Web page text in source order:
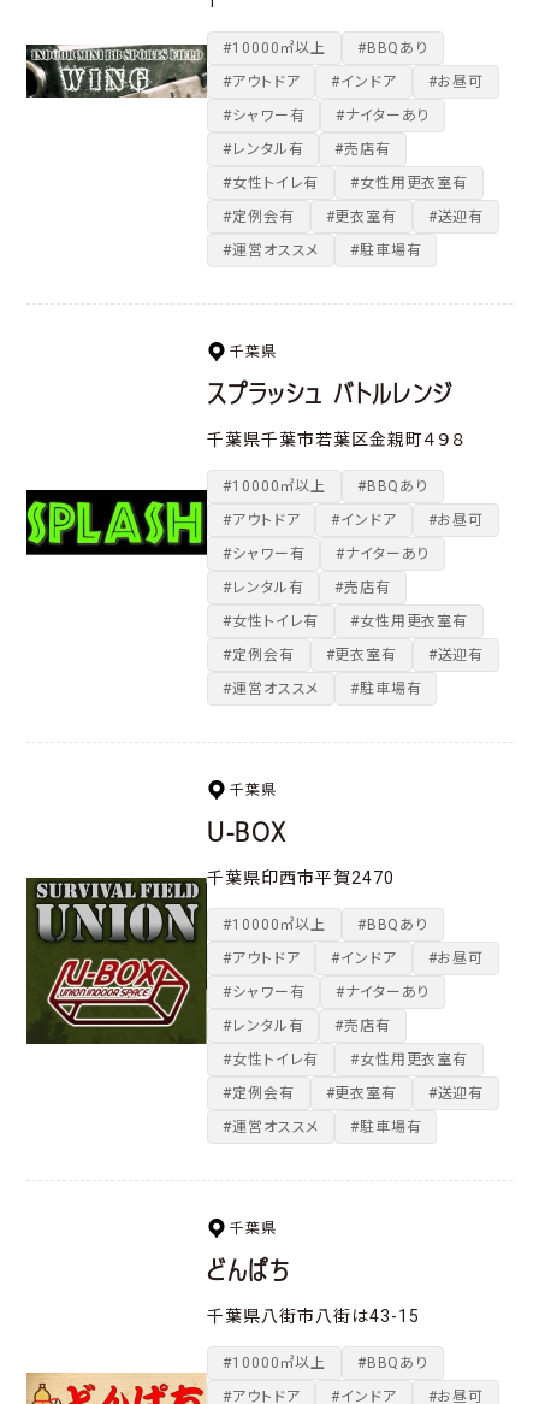
#10000㎡以上
#BBQあり
#アウトドア
#インドア
#お昼可
#シャワー有
#ナイターあり
#レンタル有
#売店有
#女性トイレ有
#女性用更衣室有
#定例会有
#更衣室有
#送迎有
#運営オススメ
#駐車場有
千葉県
スプラッシュ バトルレンジ
千葉県千葉市若葉区金親町４９８
#10000㎡以上
#BBQあり
#アウトドア
#インドア
#お昼可
#シャワー有
#ナイターあり
#レンタル有
#売店有
#女性トイレ有
#女性用更衣室有
#定例会有
#更衣室有
#送迎有
#運営オススメ
#駐車場有
千葉県
U-BOX
千葉県印西市平賀2470
#10000㎡以上
#BBQあり
#アウトドア
#インドア
#お昼可
#シャワー有
#ナイターあり
#レンタル有
#売店有
#女性トイレ有
#女性用更衣室有
#定例会有
#更衣室有
#送迎有
#運営オススメ
#駐車場有
千葉県
どんぱち
千葉県八街市八街は43-15
#10000㎡以上
#BBQあり
#アウトドア
#インドア
#お昼可